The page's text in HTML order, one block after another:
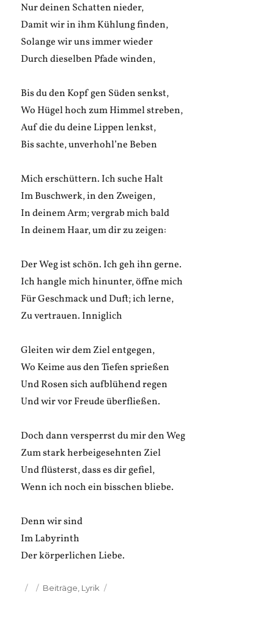
Nur deinen Schatten nieder,
Damit wir in ihm Kühlung finden,
Solange wir uns immer wieder
Durch dieselben Pfade winden,
Bis du den Kopf gen Süden senkst,
Wo Hügel hoch zum Himmel streben,
Auf die du deine Lippen lenkst,
Bis sachte, unverhohl’ne Beben
Mich erschüttern. Ich suche Halt
Im Buschwerk, in den Zweigen,
In deinem Arm; vergrab mich bald
In deinem Haar, um dir zu zeigen:
Der Weg ist schön. Ich geh ihn gerne.
Ich hangle mich hinunter, öffne mich
Für Geschmack und Duft; ich lerne,
Zu vertrauen. Inniglich
Gleiten wir dem Ziel entgegen,
Wo Keime aus den Tiefen sprießen
Und Rosen sich aufblühend regen
Und wir vor Freude überfließen.
Doch dann versperrst du mir den Weg
Zum stark herbeigesehnten Ziel
Und flüsterst, dass es dir gefiel,
Wenn ich noch ein bisschen bliebe.
Denn wir sind
Im Labyrinth
Der körperlichen Liebe.
Veröffentlicht
Kategorien
Beiträge Lyrik